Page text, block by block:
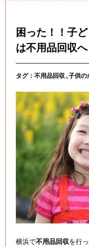
困った！！子
は不用品回収へ
タグ： 不用品回収 子供の
横浜で不用品回収を行